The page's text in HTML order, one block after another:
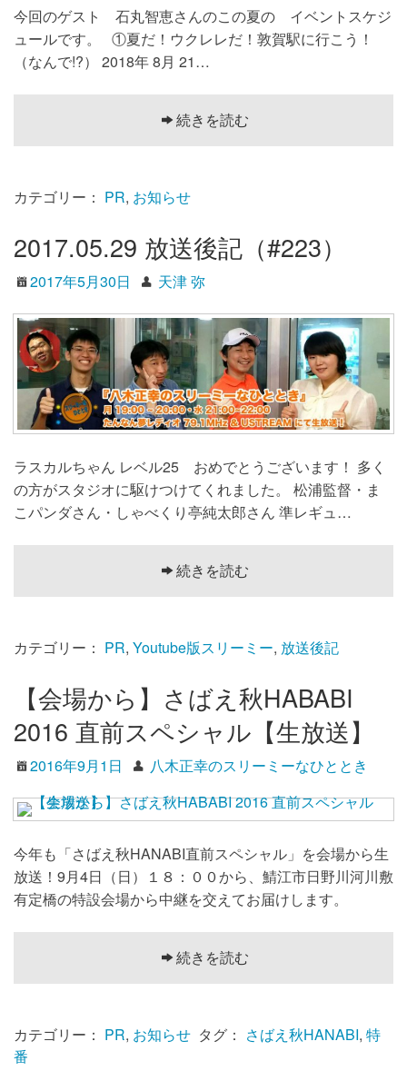
今回のゲスト 石丸智恵さんのこの夏の イベントスケジ
ュールです。 ①夏だ！ウクレレだ！敦賀駅に行こう！
（なんで!?） 2018年 8月 21…
続きを読む
カテゴリー： PR, お知らせ
2017.05.29 放送後記（#223）
2017年5月30日 天津 弥
ラスカルちゃん レベル25 おめでとうございます！ 多く
の方がスタジオに駆けつけてくれました。 松浦監督・ま
こパンダさん・しゃべくり亭純太郎さん 準レギュ…
続きを読む
カテゴリー： PR, Youtube版スリーミー, 放送後記
【会場から】さばえ秋HABABI
2016 直前スペシャル【生放送】
2016年9月1日 八木正幸のスリーミーなひととき
今年も「さばえ秋HANABI直前スペシャル」を会場から生
放送！9月4日（日）１８：００から、鯖江市日野川河川敷
有定橋の特設会場から中継を交えてお届けします。
続きを読む
カテゴリー： PR, お知らせ タグ： さばえ秋HANABI, 特
番